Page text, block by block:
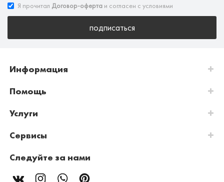
Я прочитал Договор-оферта и согласен с условиями
подписаться
Информация
Помощь
Услуги
Сервисы
Следуйте за нами